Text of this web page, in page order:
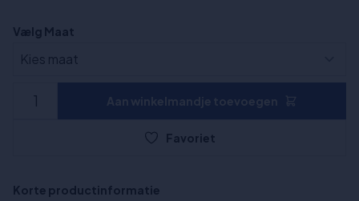
Vælg Maat
Favoriet
Korte productinformatie